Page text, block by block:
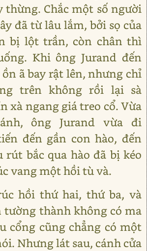
thừng. Chắc một số người
đã từ lâu lắm, bởi sọ của
bị lột trần, còn chân thì
Khi ông Jurand đến
ã bay rật lên, nhưng chỉ
trên không rồi lại sà
xà ngang giá treo cổ. Vừa
ông Jurand vừa đi
đến gần con hào, đến
rút bắc qua hào đã bị kéo
vang một hồi tù và.
hồi thứ hai, thứ ba, và
tường thành không có ma
cổng cũng chẳng có một
Nhưng lát sau, cánh cửa